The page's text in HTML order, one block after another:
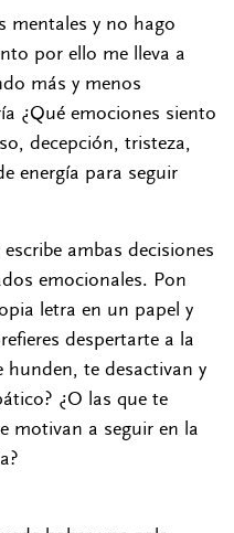
mentales y no hago
por ello me lleva a
más y menos
¿Qué emociones siento
decepción, tristeza,
energía para seguir
ambas decisiones
emocionales. Pon
letra en un papel y
despertarte a la
hunden, te desactivan y
¿O las que te
motivan a seguir en la